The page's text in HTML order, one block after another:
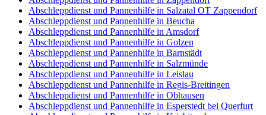
Abschleppdienst und Pannenhilfe in Salzatal OT Zappendorf
Abschleppdienst und Pannenhilfe in Beucha
Abschleppdienst und Pannenhilfe in Amsdorf
Abschleppdienst und Pannenhilfe in Golzen
Abschleppdienst und Pannenhilfe in Barnstädt
Abschleppdienst und Pannenhilfe in Salzmünde
Abschleppdienst und Pannenhilfe in Leislau
Abschleppdienst und Pannenhilfe in Regis-Breitingen
Abschleppdienst und Pannenhilfe in Obhausen
Abschleppdienst und Pannenhilfe in Esperstedt bei Querfurt